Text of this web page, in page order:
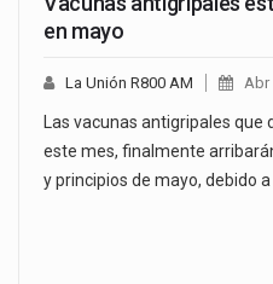
en mayo
La Unión R800 AM Abr
Las vacunas antigripales que
este mes, finalmente
y principios de mayo, debido